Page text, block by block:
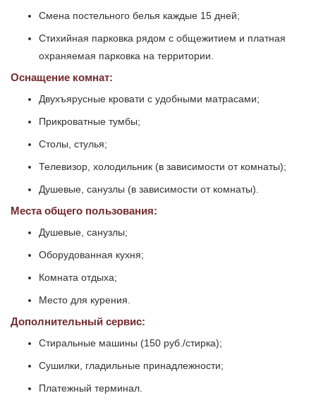
Cмена постельного белья каждые 15 дней;
Стихийная парковка рядом с общежитием и платная
охраняемая парковка на территории.
Оснащение комнат:
Двухъярусные кровати с удобными матрасами;
Прикроватные тумбы;
Столы, стулья;
Телевизор, холодильник (в зависимости от комнаты);
Душевые, санузлы (в зависимости от комнаты).
Места общего пользования:
Душевые, санузлы;
Оборудованная кухня;
Комната отдыха;
Место для курения.
Дополнительный сервис:
Стиральные машины (150 руб./стирка);
Сушилки, гладильные принадлежности;
Платежный терминал.